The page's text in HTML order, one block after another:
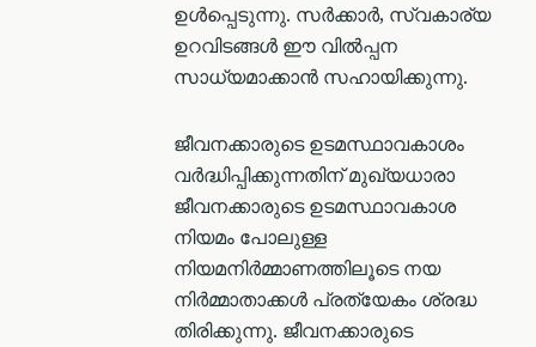
ഉൾപ്പെടുന്നു. സർക്കാർ, സ്വകാര്യ
ഉറവിടങ്ങൾ ഈ വിൽപ്പന
സാധ്യമാക്കാൻ സഹായിക്കുന്നു.
ജീവനക്കാരുടെ ഉടമസ്ഥാവകാശം
വർദ്ധിപ്പിക്കുന്നതിന് മുഖ്യധാരാ
ജീവനക്കാരുടെ ഉടമസ്ഥാവകാശ
നിയമം പോലുള്ള
നിയമനിർമ്മാണത്തിലൂടെ നയ
നിർമ്മാതാക്കൾ പ്രത്യേകം ശ്രദ്ധ
തിരിക്കുന്നു. ജീവനക്കാരുടെ